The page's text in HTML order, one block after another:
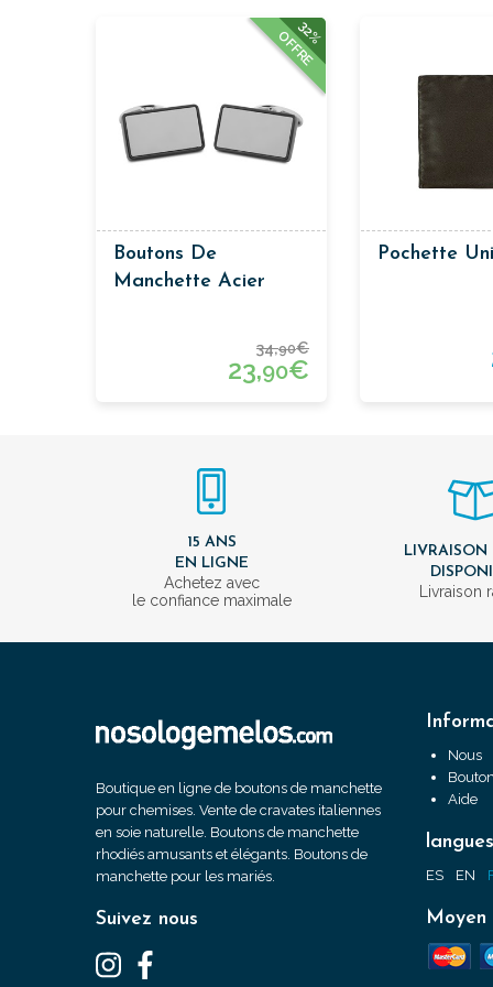
32%
OFFRE
Boutons De
Manchette Acier
34,90€
23,90€
Pochette
15 ANS
EN LIGNE
Achetez avec
le confiance maximale
LIVRAISON
Livraison
Boutique en ligne de boutons de manchette
pour chemises. Vente de cravates italiennes
en soie naturelle. Boutons de manchette
rhodiés amusants et élégants. Boutons de
manchette pour les mariés.
Suivez nous
Nous
Aide
langues
ES EN